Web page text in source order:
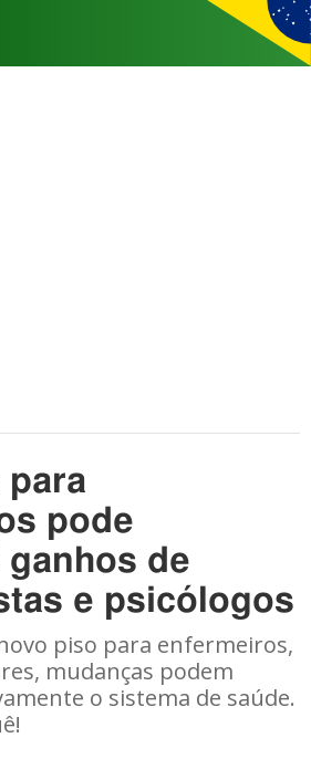
para
pode
ganhos de
e psicólogos
piso para enfermeiros,
mudanças podem
o sistema de saúde.